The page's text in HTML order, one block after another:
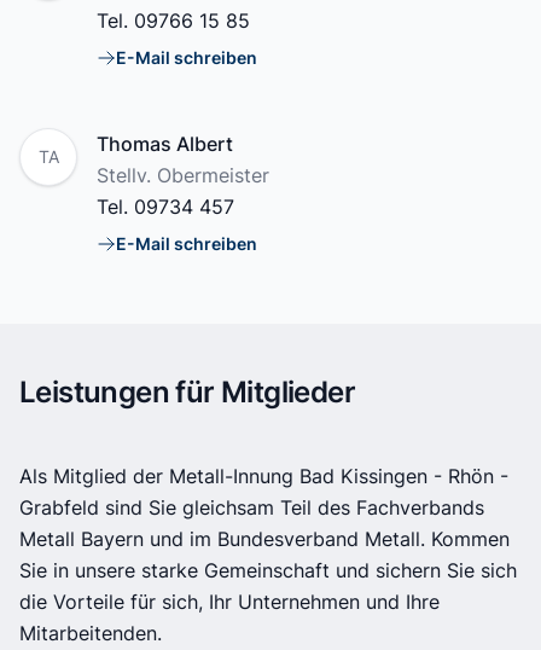
Tel. 09766 15 85
E-Mail
E-Mail schreiben
TA
Name
Thomas Albert
Position
Stellv. Obermeister
Tel. 09734 457
E-Mail
E-Mail schreiben
Leistungen für Mitglieder
Als Mitglied der Metall-Innung Bad Kissingen - Rhön -
Grabfeld sind Sie gleichsam Teil des Fachverbands
Metall Bayern und im Bundesverband Metall. Kommen
Sie in unsere starke Gemeinschaft und sichern Sie sich
die Vorteile für sich, Ihr Unternehmen und Ihre
Mitarbeitenden.